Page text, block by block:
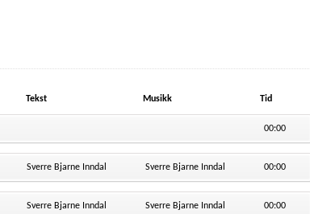
Tekst Musikk Tid
00:00
Sverre Bjarne Inndal Sverre Bjarne Inndal 00:00
Sverre Bjarne Inndal Sverre Bjarne Inndal 00:00